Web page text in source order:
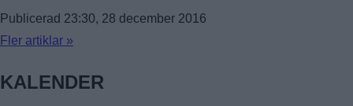
Publicerad 23:30, 28 december 2016
Fler artiklar »
KALENDER